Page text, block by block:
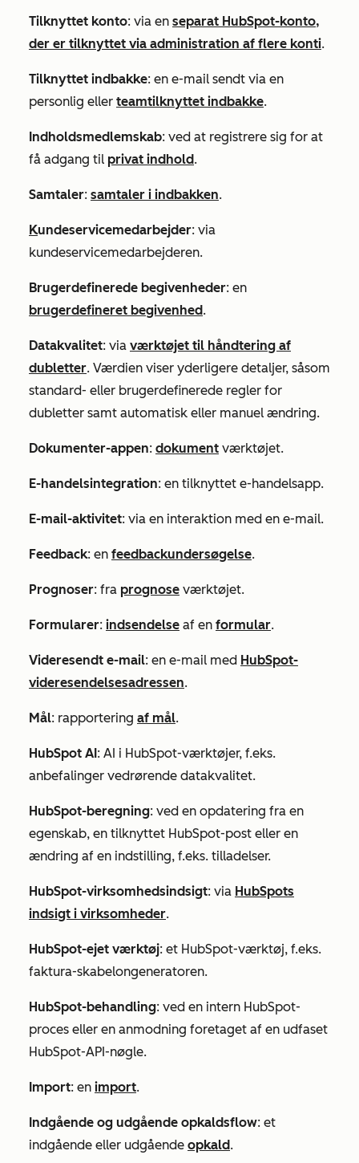
Tilknyttet konto: via en separat HubSpot-konto,
der er tilknyttet via administration af flere konti.
Tilknyttet indbakke: en e-mail sendt via en
personlig eller teamtilknyttet indbakke.
Indholdsmedlemskab: ved at registrere sig for at
få adgang til privat indhold.
Samtaler: samtaler i indbakken.
Kundeservicemedarbejder: via
kundeservicemedarbejderen.
Brugerdefinerede begivenheder: en
brugerdefineret begivenhed.
Datakvalitet: via værktøjet til håndtering af
dubletter. Værdien viser yderligere detaljer, såsom
standard- eller brugerdefinerede regler for
dubletter samt automatisk eller manuel ændring.
Dokumenter-appen: dokument værktøjet.
E-handelsintegration: en tilknyttet e-handelsapp.
E-mail-aktivitet: via en interaktion med en e-mail.
Feedback: en feedbackundersøgelse.
Prognoser: fra prognose værktøjet.
Formularer: indsendelse af en formular.
Videresendt e-mail: en e-mail med HubSpot-
videresendelsesadressen.
Mål: rapportering af mål.
HubSpot AI: AI i HubSpot-værktøjer, f.eks.
anbefalinger vedrørende datakvalitet.
HubSpot-beregning: ved en opdatering fra en
egenskab, en tilknyttet HubSpot-post eller en
ændring af en indstilling, f.eks. tilladelser.
HubSpot-virksomhedsindsigt: via HubSpots
indsigt i virksomheder.
HubSpot-ejet værktøj: et HubSpot-værktøj, f.eks.
faktura-skabelongeneratoren.
HubSpot-behandling: ved en intern HubSpot-
proces eller en anmodning foretaget af en udfaset
HubSpot-API-nøgle.
Import: en import.
Indgående og udgående opkaldsflow: et
indgående eller udgående opkald.